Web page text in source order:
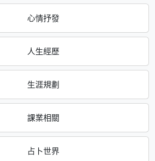
心情抒發
人生經歷
生涯規劃
課業相關
占卜世界